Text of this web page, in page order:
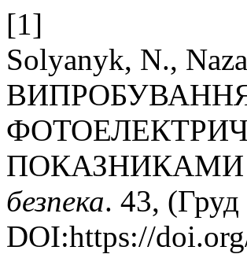
[1]
Solyanyk, N.,
безпека. 43,
DOI:https://